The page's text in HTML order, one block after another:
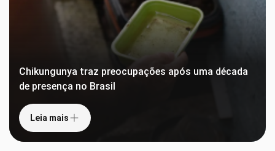
Chikungunya traz preocupações após uma década
de presença no Brasil
Leia mais